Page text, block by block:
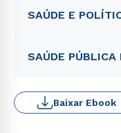
SAÚDE E
SAÚDE PÚBLICA
Baixar Ebook